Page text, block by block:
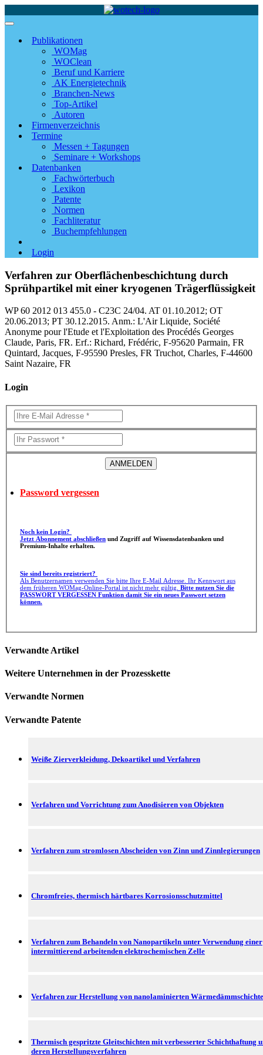
Publikationen
WOMag
WOClean
Beruf und Karriere
AK Energietechnik
Branchen-News
Top-Artikel
Autoren
Firmenverzeichnis
Termine
Messen + Tagungen
Seminare + Workshops
Datenbanken
Fachwörterbuch
Lexikon
Patente
Normen
Fachliteratur
Buchempfehlungen
Login
Verfahren zur Oberflächenbeschichtung durch
Sprühpartikel mit einer kryogenen Trägerflüssigkeit
WP 60 2012 013 455.0 - C23C 24/04. AT 01.10.2012; OT
20.06.2013; PT 30.12.2015. Anm.: L'Air Liquide, Société
Anonyme pour l'Etude et l'Exploitation des Procédés Georges
Claude, Paris, FR. Erf.: Richard, Frédéric, F-95620 Parmain, FR
Quintard, Jacques, F-95590 Presles, FR Truchot, Charles, F-44600
Saint Nazaire, FR
Login
Password vergessen
Noch kein Login?
Jetzt Abonnement abschließen
Premium-Inhalte erhalten.
Sie sind bereits registriert?
Als Benutzernamen verwenden Sie bitte Ihre E-Mail Adresse. Ihr Kennwort aus
dem früheren WOMag-Online-Portal ist nicht mehr gültig. Bitte nutzen Sie die
PASSWORT VERGESSEN Funktion damit Sie ein neues Passwort setzen
können.
Verwandte Artikel
Weitere Unternehmen in der Prozesskette
Verwandte Normen
Verwandte Patente
Weiße Zierverkleidung, Dekoartikel und Verfahren
Verfahren und Vorrichtung zum Anodisieren von Objekten
Verfahren zum stromlosen Abscheiden von Zinn und Zinnlegierungen
Chromfreies, thermisch härtbares Korrosionsschutzmittel
Verfahren zum Behandeln von Nanopartikeln unter Verwendung einer
intermittierend arbeitenden elektrochemischen Zelle
Verfahren zur Herstellung von nanolaminierten
Thermisch gespritzte Gleitschichten mit verbesserter Schichthaftung
deren Herstellungsverfahren